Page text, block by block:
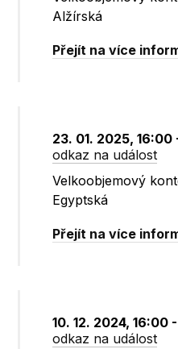
Alžírská
Přejít na více
23. 01. 2025,
odkaz na událost
Velkoobjemový
Egyptská
Přejít na více
10. 12. 2024, 16:00
odkaz na událost